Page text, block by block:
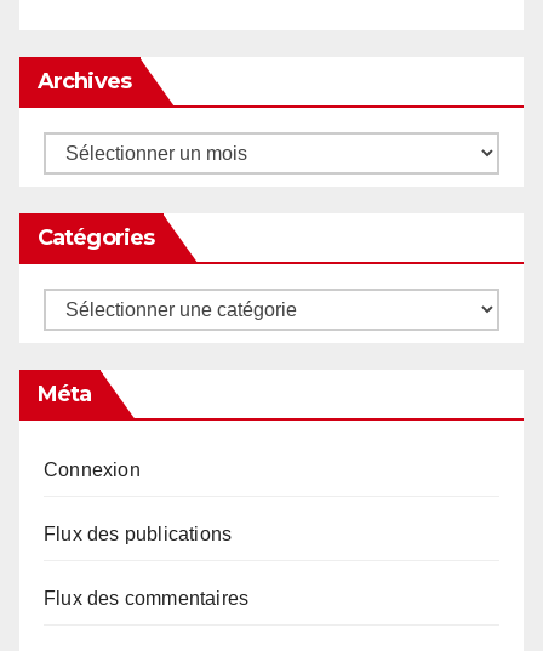
Archives
Archives
Catégories
Catégories
Méta
Connexion
Flux des publications
Flux des commentaires